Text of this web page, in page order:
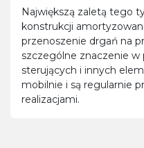
Największą zaletą tego
konstrukcji
przenoszenie drgań na
szczególne znaczenie w
sterujących i innych
mobilnie i są regularnie
realizacjami.